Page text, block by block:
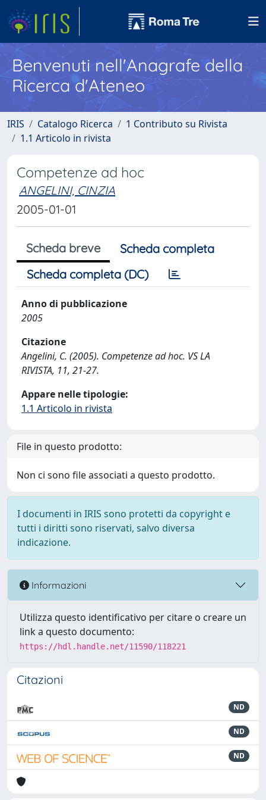
Benvenuti nell'Anagrafe della
Ricerca d'Ateneo
IRIS Catalogo Ricerca
1 Contributo su Rivista
1.1 Articolo in rivista
Competenze ad hoc
ANGELINI, CINZIA
2005-01-01
Scheda breve
Scheda completa
Scheda completa (DC)
Anno di pubblicazione
2005
Citazione
Angelini, C. (2005). Competenze ad hoc. VS LA
RIVISTA, 11, 21-27.
Appare nelle tipologie:
1.1 Articolo in rivista
File in questo prodotto:
Non ci sono file associati a questo prodotto.
I documenti in IRIS sono protetti da copyright e
tutti i diritti sono riservati, salvo diversa
indicazione.
Informazioni
Utilizza questo identificativo per citare o creare un
link a questo documento:
https://hdl.handle.net/11590/118221
Citazioni
ND
ND
ND